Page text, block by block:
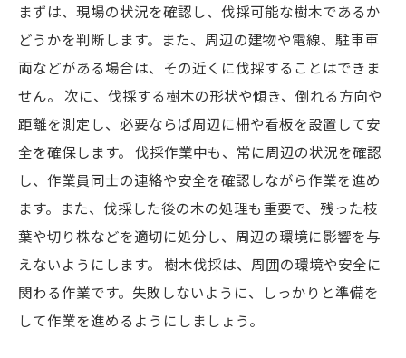
まずは、現場の状況を確認し、伐採可能な樹木であるか
どうかを判断します。また、周辺の建物や電線、駐車車
両などがある場合は、その近くに伐採することはできま
せん。 次に、伐採する樹木の形状や傾き、倒れる方向や
距離を測定し、必要ならば周辺に柵や看板を設置して安
全を確保します。 伐採作業中も、常に周辺の状況を確認
し、作業員同士の連絡や安全を確認しながら作業を進め
ます。また、伐採した後の木の処理も重要で、残った枝
葉や切り株などを適切に処分し、周辺の環境に影響を与
えないようにします。 樹木伐採は、周囲の環境や安全に
関わる作業です。失敗しないように、しっかりと準備を
して作業を進めるようにしましょう。